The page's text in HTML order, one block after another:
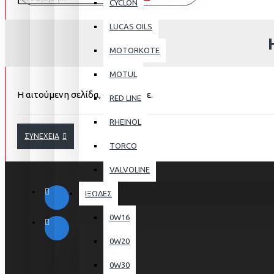
CYCLON
LUCAS OILS
MOTORKOTE
MOTUL
RED LINE
RHEINOL
TORCO
VALVOLINE
ΙΞΩΔΕΣ
0W16
0W20
0W30
Η αιτούμενη σελίδα, δε βρέθηκε.
ΣΥΝΈΧΕΙΑ